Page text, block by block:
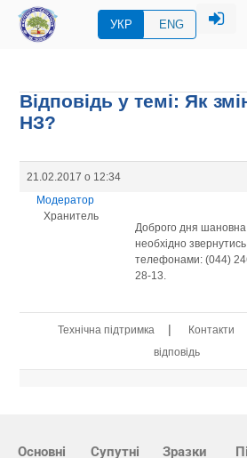
УКР ENG
Відповідь у темі: Як
НЗ?
21.02.2017 о 12:34
Модератор
Хранитель
Доброго дня
необхідно
телефонами: (044)
28-13.
Технічна підтримка | Контакти
відповідь
Основні
Супутні
Зразки